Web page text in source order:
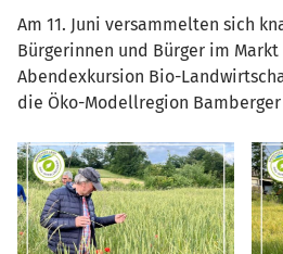
Am 11. Juni versammelten sich
Bürgerinnen und Bürger im
Abendexkursion Bio-
die Öko-Modellregion